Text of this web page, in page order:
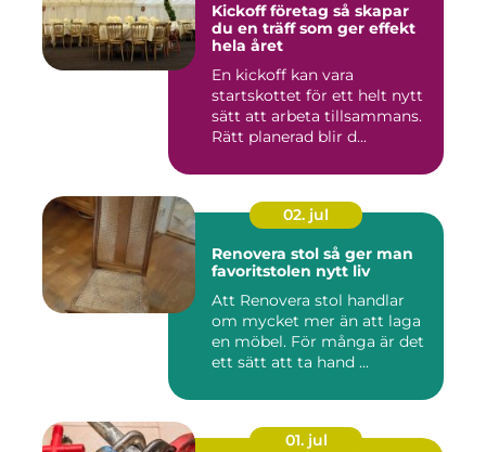
Kickoff företag så skapar
du en träff som ger effekt
hela året
En kickoff kan vara
startskottet för ett helt nytt
sätt att arbeta tillsammans.
Rätt planerad blir d...
02. jul
Renovera stol så ger man
favoritstolen nytt liv
Att Renovera stol handlar
om mycket mer än att laga
en möbel. För många är det
ett sätt att ta hand ...
01. jul